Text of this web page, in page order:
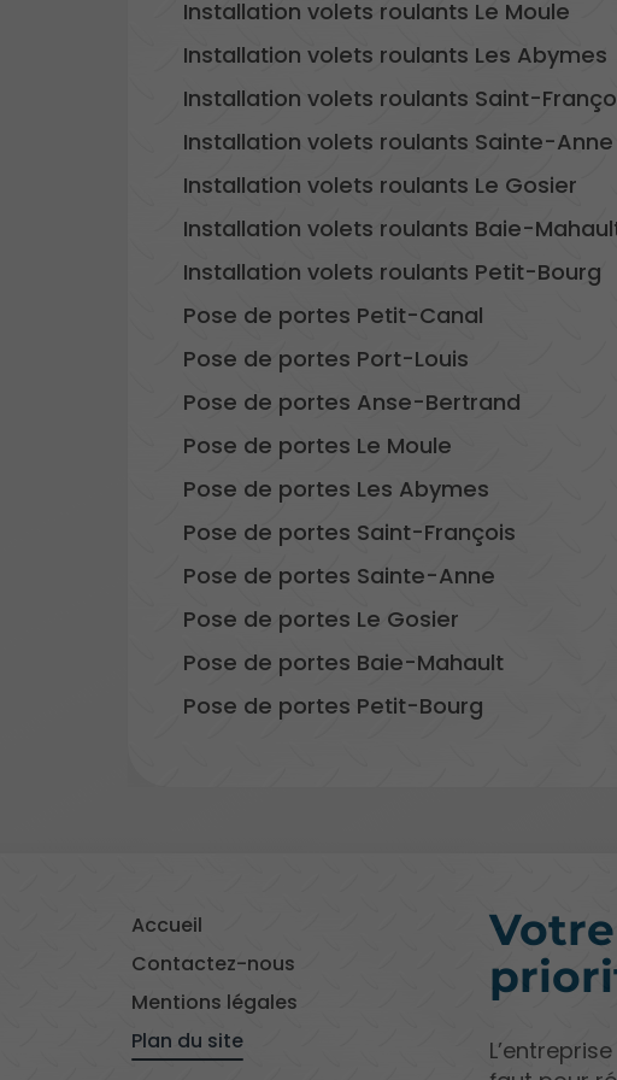
Installation volets roulants Le Moule
Installation volets roulants Les Abymes
Installation volets roulants Saint-
Installation volets roulants Sainte-Anne
Installation volets roulants Le Gosier
Installation volets roulants Baie-
Installation volets roulants Petit-Bourg
Pose de portes Petit-Canal
Pose de portes Port-Louis
Pose de portes Anse-Bertrand
Pose de portes Le Moule
Pose de portes Les Abymes
Pose de portes Saint-François
Pose de portes Sainte-Anne
Pose de portes Le Gosier
Pose de portes Baie-Mahault
Pose de portes Petit-Bourg
Accueil
Contactez-nous
Mentions légales
Plan du site